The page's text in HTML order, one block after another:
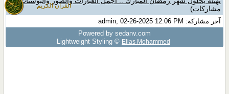
القران الكريم
مشاركات)
آخر مشاركة: admin, 02-26-2025 12:06 PM
Powered by sedany.com
Lightweight Styling © Elias Mohammed